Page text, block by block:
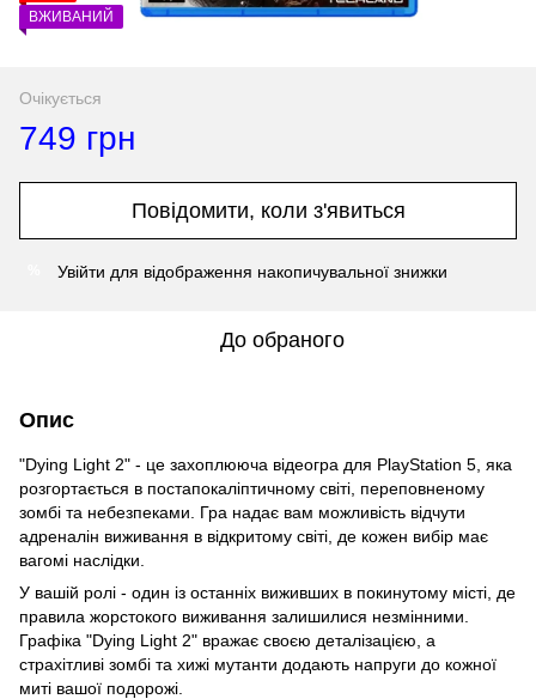
ВЖИВАНИЙ
Очікується
749 грн
Повідомити, коли з'явиться
Увійти для відображення накопичувальної знижки
До обраного
Опис
"Dying Light 2" - це захоплююча відеогра для PlayStation 5, яка
розгортається в постапокаліптичному світі, переповненому
зомбі та небезпеками. Гра надає вам можливість відчути
адреналін виживання в відкритому світі, де кожен вибір має
вагомі наслідки.
У вашій ролі - один із останніх виживших в покинутому місті, де
правила жорстокого виживання залишилися незмінними.
Графіка "Dying Light 2" вражає своєю деталізацією, а
страхітливі зомбі та хижі мутанти додають напруги до кожної
миті вашої подорожі.